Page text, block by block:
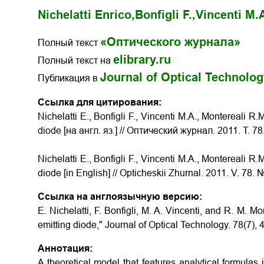
Nichelatti Enrico, Bonfigli F.,Vincenti
Полный текст «Оптического журнала»
Полный текст на elibrary.ru
Публикация в Journal of Optical
Ссылка для цитирования:
Nichelatti E., Bonfigli F., Vincenti M.A., Montereali
diode [на англ. яз.] // Оптический журнал. 2011. Т.
Nichelatti E., Bonfigli F., Vincenti M.A., Montereali
diode [in English] // Opticheskii Zhurnal. 2011. V. 78.
Ссылка на англоязычную версию:
E. Nichelatti, F. Bonfigli, M. A. Vincenti, and R. M.
emitting diode," Journal of Optical Technology. 78(7),
Аннотация: